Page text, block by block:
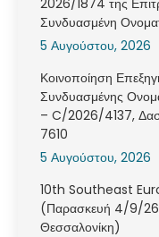
2026/1874 της
Συνδυασμένη
5 Αυγούστου, 2026
Κοινοποίηση
Συνδυασμένης
– C/2026/4137,
7610
5 Αυγούστου, 2026
10th Southeast
(Παρασκευή 4/9/26,
Θεσσαλονίκη)